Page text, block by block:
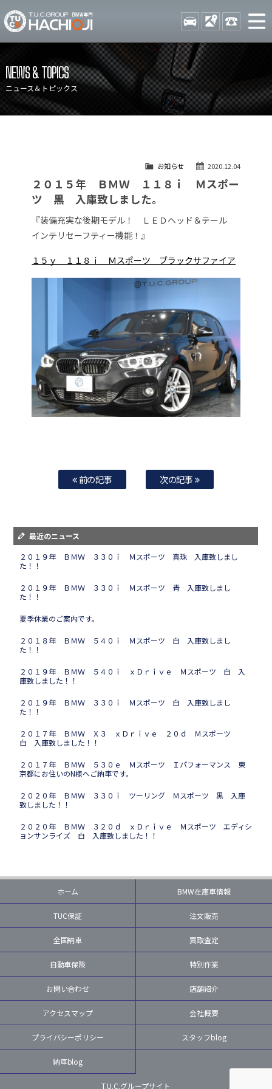
TUCグループ BMW専門 八
STOCK ACCESS 042-
在庫リスト
目玉車両一覧
店舗紹介
保証＆サービス
アクセスマップ
自動車保険
TUCとは？
納車blog
スタッフblog
会社概要
NEWS & TOPICS
ニュース＆トピックス
2020.12.04
お知らせ
２０１５年 ＢＭＷ １１８ｉ Ｍスポー
ツ 黒 入庫致しました。
『装備充実な後期モデル！ ＬＥＤヘッド＆テール
インテリセーフティー機能！』
１５ｙ １１８ｉ Ｍスポーツ ブラックサファイア
前の記事 次の記事
最近のニュース
２０１９年 ＢＭＷ ３３０ｉ Ｍスポーツ 真珠 入庫致しまし
た！！
２０１９年 ＢＭＷ ３３０ｉ Ｍスポーツ 青 入庫致しまし
た！！
夏季休業のご案内です。
２０１８年 ＢＭＷ ５４０ｉ Ｍスポーツ 白 入庫致しまし
た！！
２０１９年 ＢＭＷ ５４０ｉ ｘＤｒｉｖｅ Ｍスポーツ 白 入
庫致しました！！
２０１９年 ＢＭＷ ３３０ｉ Ｍスポーツ 白 入庫致しまし
た！！
２０１７年 ＢＭＷ Ｘ３ ｘＤｒｉｖｅ ２０ｄ Ｍスポーツ
白 入庫致しました！！
２０１７年 ＢＭＷ ５３０ｅ Ｍスポーツ Ｉパフォーマンス 東
京都にお住いのN様へご納車です。
２０２０年 ＢＭＷ ３３０ｉ ツーリング Ｍスポーツ 黒 入庫
致しました！！
２０２０年 ＢＭＷ ３２０ｄ ｘＤｒｉｖｅ Ｍスポーツ エディシ
ョンサンライズ 白 入庫致しました！！
ホーム BMW在庫車情報
TUC保証 注文販売
全国納車 買取査定
自動車保険 特別作業
お問い合わせ 店舗紹介
アクセスマップ 会社概要
プライバシーポリシー スタッフblog
納車blog
T.U.C.グループサイト